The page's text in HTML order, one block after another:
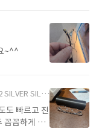
~^^
TRANSPARENT
도 빠르고 진
꼼꼼하게 찍